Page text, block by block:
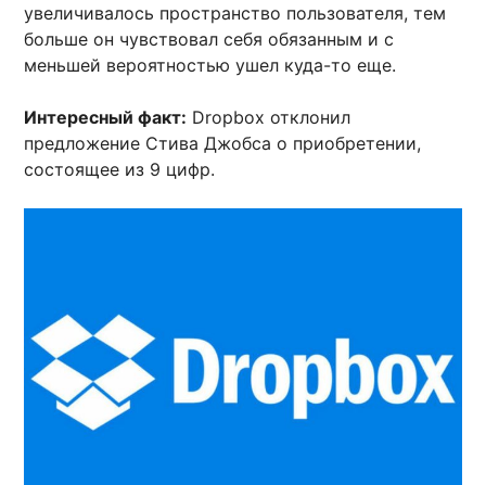
увеличивалось пространство пользователя, тем
больше он чувствовал себя обязанным и с
меньшей вероятностью ушел куда-то еще.
Интересный факт: Dropbox отклонил
предложение Стива Джобса о приобретении,
состоящее из 9 цифр.